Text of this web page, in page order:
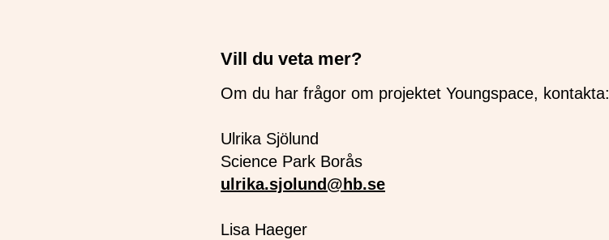
Vill du veta mer?
Om du har frågor om projektet Youngspace, kontakta:
Ulrika Sjölund
Science Park Borås
ulrika.sjolund@hb.se
Lisa Haeger